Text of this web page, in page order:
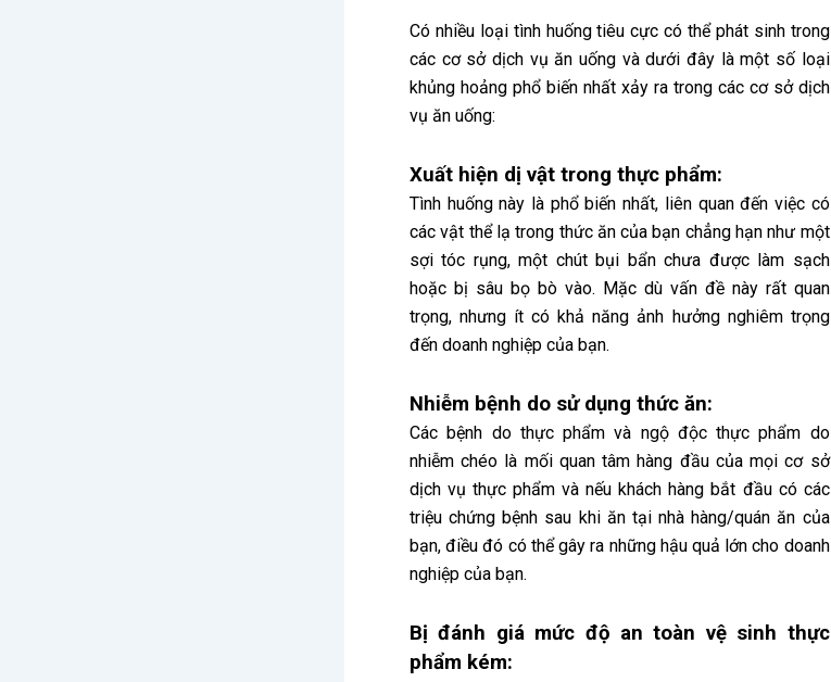
Có nhiều loại tình huống tiêu cực có thể phát sinh trong
các cơ sở dịch vụ ăn uống và dưới đây là một số loại
khủng hoảng phổ biến nhất xảy ra trong các cơ sở dịch
vụ ăn uống:
Xuất hiện dị vật trong thực phẩm:
Tình huống này là phổ biến nhất, liên quan đến việc có
các vật thể lạ trong thức ăn của bạn chẳng hạn như một
sợi tóc rụng, một chút bụi bẩn chưa được làm sạch
hoặc bị sâu bọ bò vào. Mặc dù vấn đề này rất quan
trọng, nhưng ít có khả năng ảnh hưởng nghiêm trọng
đến doanh nghiệp của bạn.
Nhiễm bệnh do sử dụng thức ăn:
Các bệnh do thực phẩm và ngộ độc thực phẩm do
nhiễm chéo là mối quan tâm hàng đầu của mọi cơ sở
dịch vụ thực phẩm và nếu khách hàng bắt đầu có các
triệu chứng bệnh sau khi ăn tại nhà hàng/quán ăn của
bạn, điều đó có thể gây ra những hậu quả lớn cho doanh
nghiệp của bạn.
Bị đánh giá mức độ an toàn vệ sinh thực
phẩm kém: